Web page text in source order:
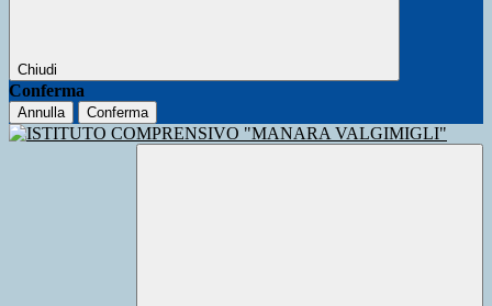
Chiudi
Conferma
Annulla Conferma